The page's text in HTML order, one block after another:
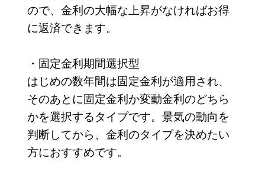
ので、金利の大幅な上昇がなければお得
に返済できます。
・固定金利期間選択型
はじめの数年間は固定金利が適用され、
そのあとに固定金利か変動金利のどちら
かを選択するタイプです。景気の動向を
判断してから、金利のタイプを決めたい
方におすすめです。